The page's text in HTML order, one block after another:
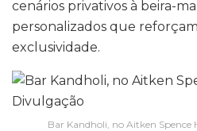
cenários privativos à beira-
personalizados que
exclusividade.
Bar Kandholi, no Aitken Spence